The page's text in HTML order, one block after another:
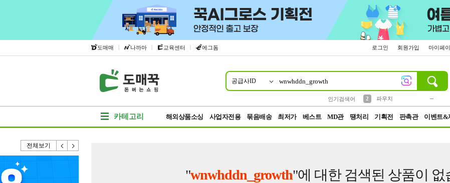
도매매 | 나까마 | 교육센터 | 에그돔 로그인 회원가입 마이페
공급사ID
인기검색어
2
파우치
카테고리 해외상품소싱 사업자전용 묶음배송 최저가 베스트 MD관 땡처리 기획전 판촉관 이벤트&
전체보기
"wnwhddn_growth"에 대한 검색된 상품이 없